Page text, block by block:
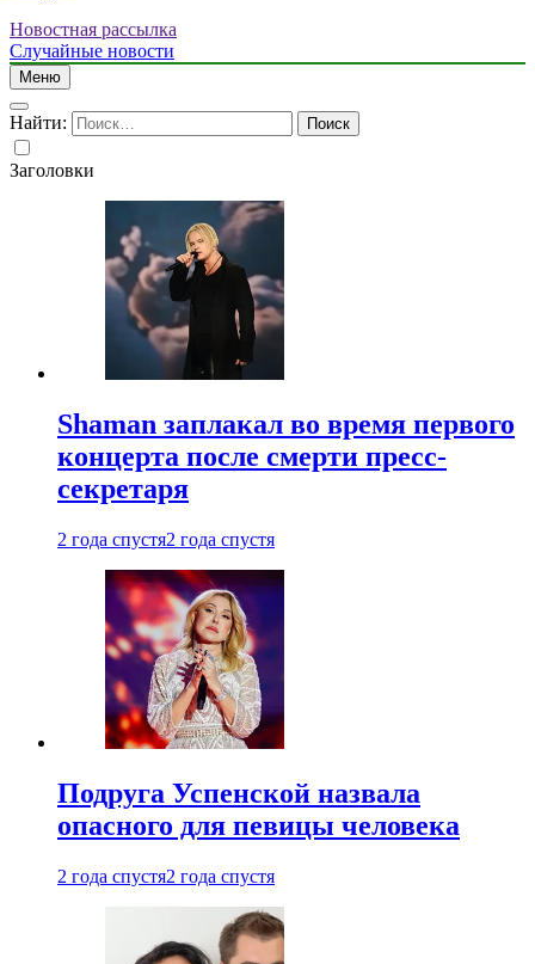
Новостная рассылка
Случайные новости
Меню
Найти:
Заголовки
Shaman заплакал во время первого
концерта после смерти пресс-
секретаря
2 года спустя2 года спустя
Подруга Успенской назвала
опасного для певицы человека
2 года спустя2 года спустя